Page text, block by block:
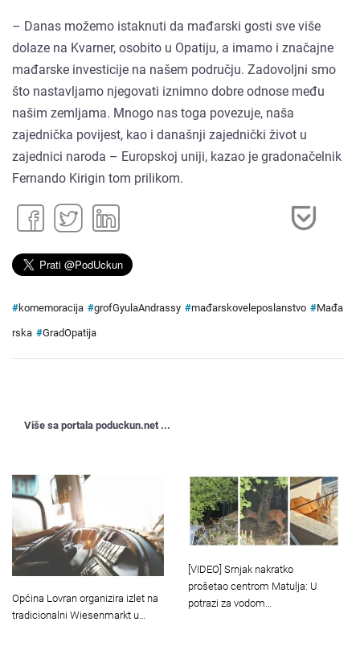
– Danas možemo istaknuti da mađarski gosti sve više
dolaze na Kvarner, osobito u Opatiju, a imamo i značajne
mađarske investicije na našem području. Zadovoljni smo
što nastavljamo njegovati iznimno dobre odnose među
našim zemljama. Mnogo nas toga povezuje, naša
zajednička povijest, kao i današnji zajednički život u
zajednici naroda – Europskoj uniji, kazao je gradonačelnik
Fernando Kirigin tom prilikom.
#komemoracija #grofGyulaAndrassy #mađarskoveleposlanstvo #Mađa
rska #GradOpatija
Više sa portala poduckun.net ...
Općina Lovran organizira izlet na
tradicionalni Wiesenmarkt u…
[VIDEO] Srnjak nakratko
prošetao centrom Matulja: U
potrazi za vodom…